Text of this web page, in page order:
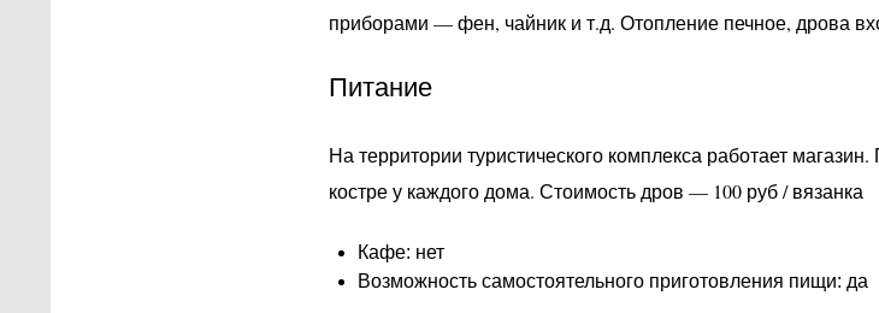
приборами — фен, чайник и т.д. Отопление печное, дрова
Питание
На территории туристического комплекса работает
костре у каждого дома. Стоимость дров — 100 руб / вязанка
Кафе: нет
Возможность самостоятельного приготовления пищи: да